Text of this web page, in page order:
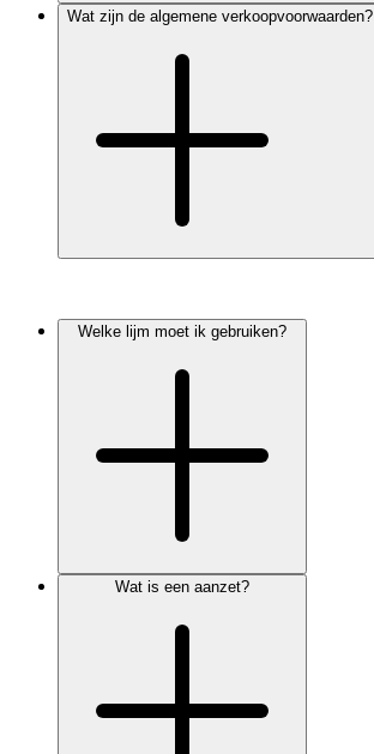
Wat zijn de algemene verkoopvoorwaarden?
Welke lijm moet ik gebruiken?
Wat is een aanzet?